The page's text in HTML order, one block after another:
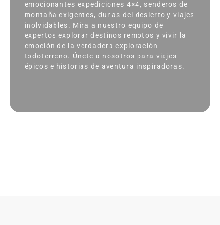
emocionantes expediciones 4×4, senderos de
montaña exigentes, dunas del desierto y viajes
inolvidables. Mira a nuestro equipo de
expertos explorar destinos remotos y vivir la
emoción de la verdadera exploración
todoterreno. Únete a nosotros para viajes
épicos e historias de aventura inspiradoras.